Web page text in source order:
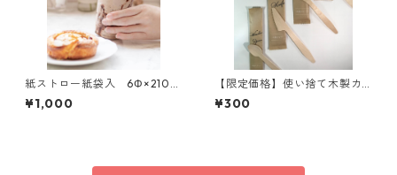
紙ストロー紙袋入 6Φ×210
100本入
¥1,000
【限定価格】使い捨て木製カ
トラリー 4点セット
¥300